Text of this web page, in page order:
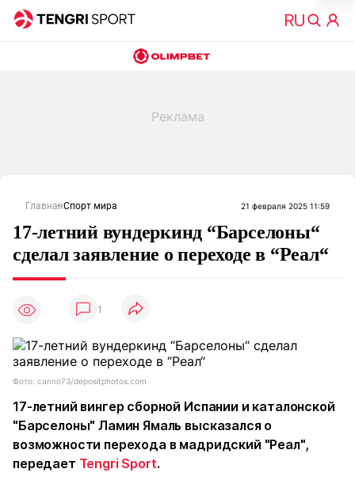
ГлавнаяСпорт мира 21 февраля 2025 11:59
17-летний вундеркинд “Барселоны“
сделал заявление о переходе в “Реал“
1
Фото: canno73/depositphotos.com
17-летний вингер сборной Испании и каталонской
"Барселоны" Ламин Ямаль высказался о
возможности перехода в мадридский "Реал",
передает Tengri Sport.